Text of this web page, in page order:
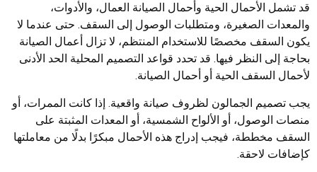
قد تشمل الأحمال الحية وأحمال الصيانة العمال، والأدوات،
والمعدات الصغيرة، ومتطلبات الوصول إلى السقف. حتى عندما لا
يكون السقف مخصصًا للاستخدام المنتظم، لا تزال أعمال الصيانة
بحاجة إلى النظر فيها. قد تحدد قواعد التصميم المحلية الحد الأدنى
لأحمال السقف الحية أو أحمال الصيانة.
يجب تصميم الجمالون لظروف صيانة واقعية. إذا كانت الممرات، أو
منصات الوصول، أو الألواح الشمسية، أو المعدات المثبتة على
السقف مخططة، فيجب إدراج هذه الأحمال مبكرًا بدلًا من معاملتها
كإضافات لاحقة.